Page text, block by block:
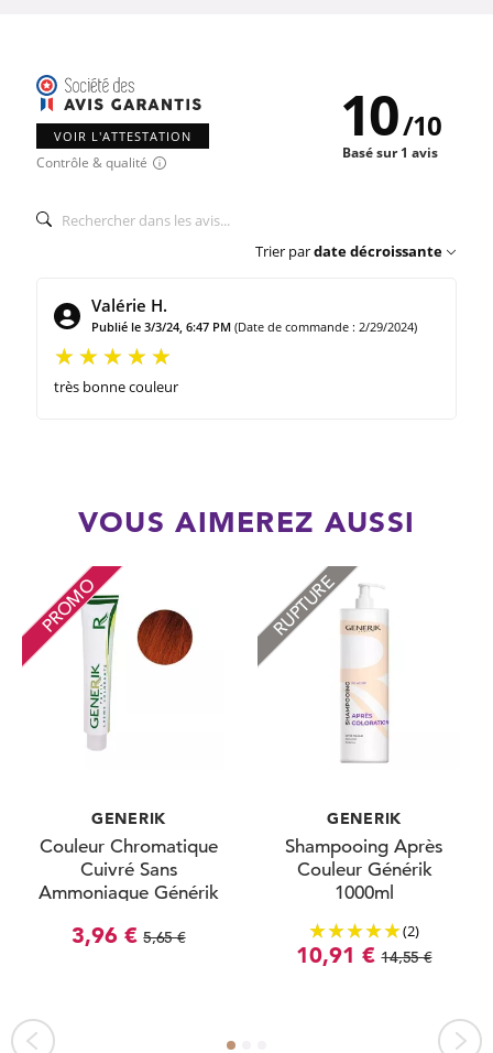
VOIR L'ATTESTATION
Contrôle & qualité
10/10
Basé sur 1 avis
Trier pardate décroissante
Valérie H.
Publié le 3/3/24, 6:47 PM (Date de commande : 2/29/2024)
très bonne couleur
VOUS AIMEREZ AUSSI
PROMO
GENERIK
Couleur Chromatique
Cuivré Sans
Ammoniaque Générik
3,96 € 5,65 €
RUPTURE
GENERIK
Shampooing Après
Couleur Générik
1000ml
(2)
10,91 € 14,55 €